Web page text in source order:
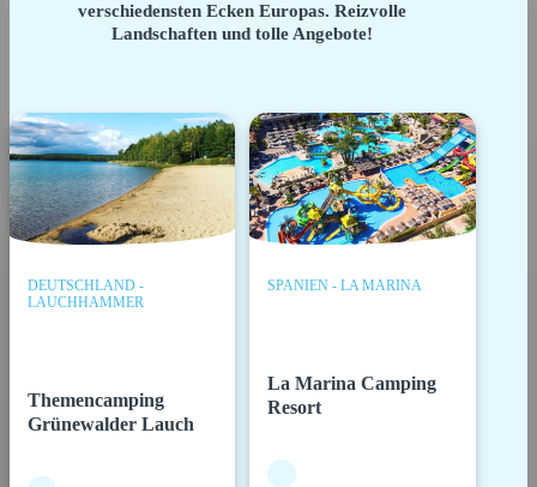
verschiedensten Ecken Europas. Reizvolle
Landschaften und tolle Angebote!
DEUTSCHLAND -
LAUCHHAMMER
Themencamping
Grünewalder Lauch
SPANIEN - LA MARINA
La Marina Camping
Resort